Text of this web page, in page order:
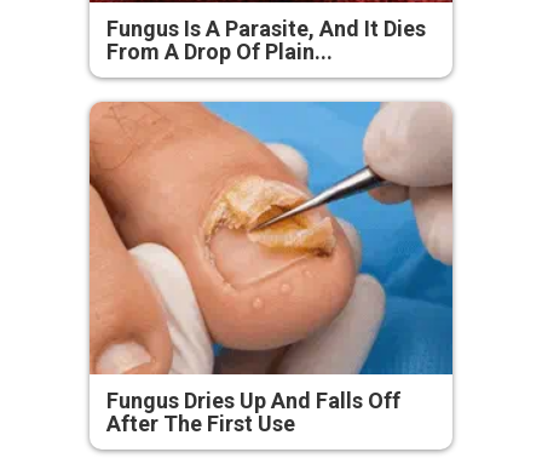
Fungus Is A Parasite, And It Dies
From A Drop Of Plain...
Fungus Dries Up And Falls Off
After The First Use